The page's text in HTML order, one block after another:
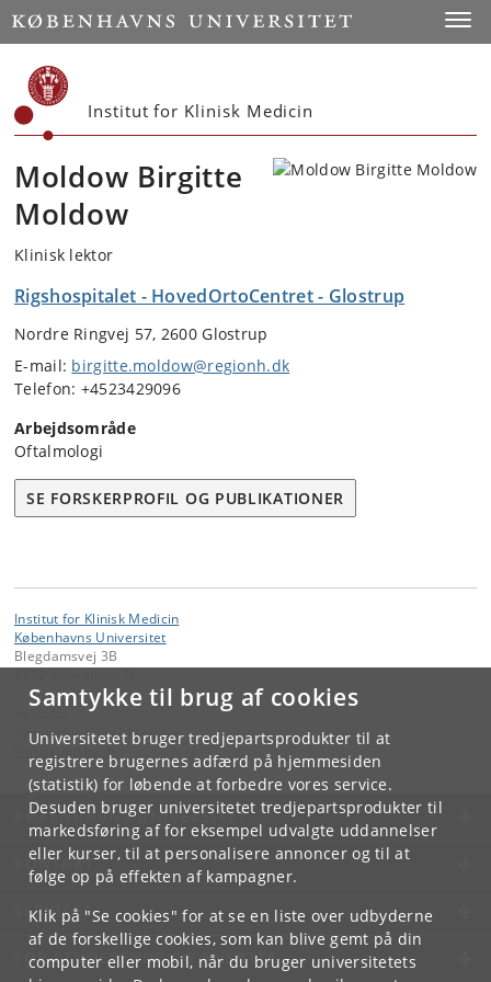
Samtykke til brug af cookies
Universitetet bruger tredjepartsprodukter til at
registrere brugernes adfærd på hjemmesiden
(statistik) for løbende at forbedre vores service.
Desuden bruger universitetet tredjepartsprodukter til
markedsføring af for eksempel udvalgte uddannelser
eller kurser, til at personalisere annoncer og til at
følge op på effekten af kampagner.
Klik på "Se cookies" for at se en liste over udbyderne
af de forskellige cookies, som kan blive gemt på din
computer eller mobil, når du bruger universitetets
Start
Institut for Klinisk Medicin
Moldow Birgitte
Moldow
Klinisk lektor
Rigshospitalet - HovedOrtoCentret - Glostrup
Nordre Ringvej 57, 2600 Glostrup
E-mail: birgitte.moldow@regionh.dk
Telefon: +4523429096
Arbejdsområde
Oftalmologi
SE FORSKERPROFIL OG PUBLIKATIONER
Institut for Klinisk Medicin
Københavns Universitet
Blegdamsvej 3B
Institut for Klinisk Medicin
KØBENHAVNS UNIVERSITET
KONTAKT
SERVICES
FOR STUDERENDE OG ANSATTE